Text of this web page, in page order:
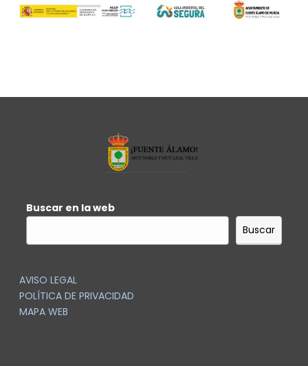
Buscar en la web
Buscar
AVISO LEGAL
POLÍTICA DE PRIVACIDAD
MAPA WEB